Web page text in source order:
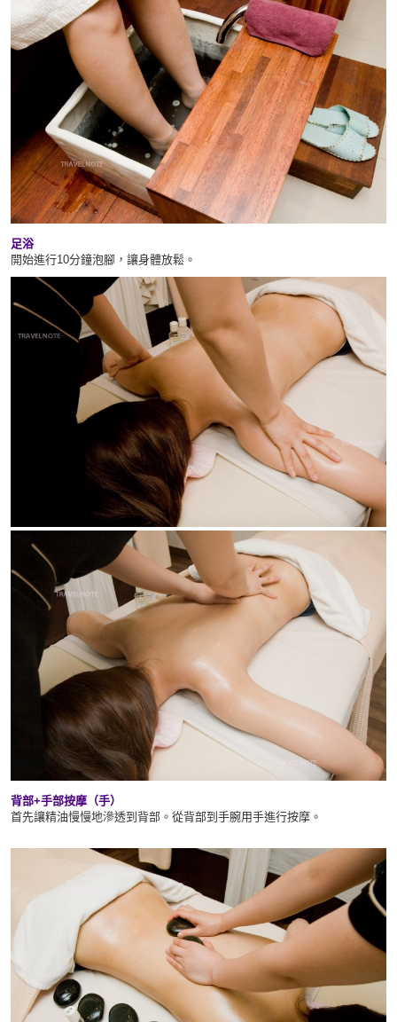
足浴
開始進行10分鐘泡腳，讓身體放鬆。
背部+手部按摩（手）
首先讓精油慢慢地滲透到背部。從背部到手腕用手進行按摩。